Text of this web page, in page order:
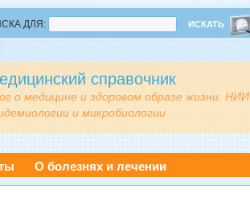
ДЛЯ:
справочник
о медицине и здоровом образе жизни. НИИ
и микробиологии
О болезнях и лечении